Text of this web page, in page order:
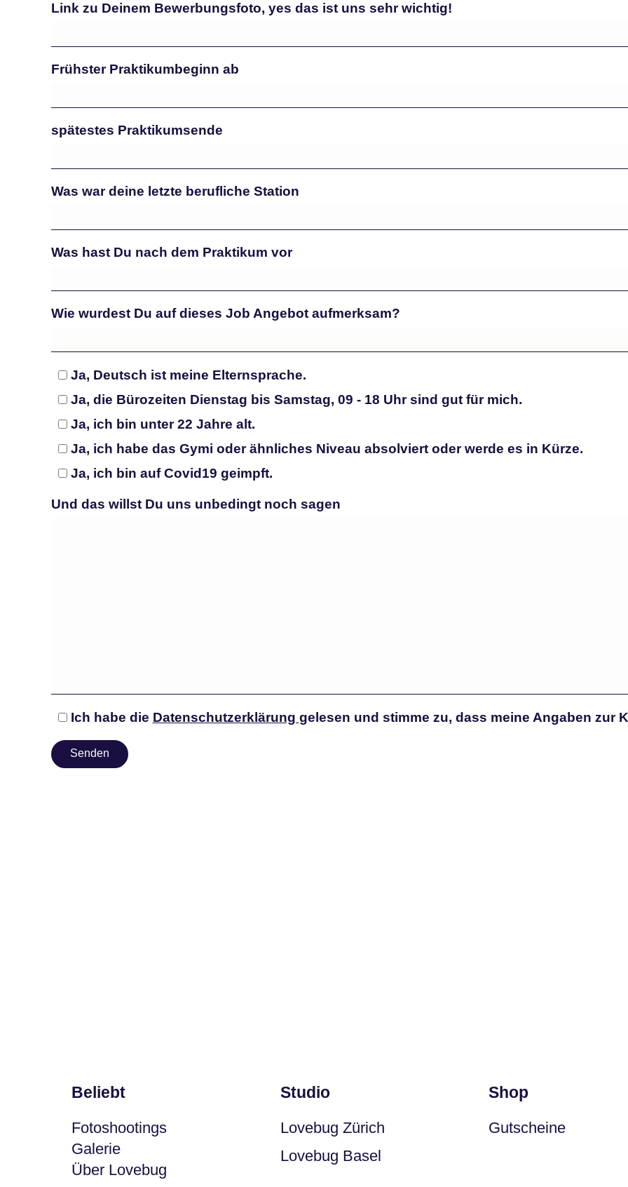
Link zu Deinem Bewerbungsfoto, yes das ist uns sehr wichtig!
Frühster Praktikumbeginn ab
spätestes Praktikumsende
Was war deine letzte berufliche Station
Was hast Du nach dem Praktikum vor
Wie wurdest Du auf dieses Job Angebot aufmerksam?
Ja, Deutsch ist meine Elternsprache.
Ja, die Bürozeiten Dienstag bis Samstag, 09 - 18 Uhr sind gut für mich.
Ja, ich bin unter 22 Jahre alt.
Ja, ich habe das Gymi oder ähnliches Niveau absolviert oder werde es in Kürze.
Ja, ich bin auf Covid19 geimpft.
Und das willst Du uns unbedingt noch sagen
Ich habe die Datenschutzerklärung gelesen und stimme zu, dass meine Angaben zur
Beliebt
Fotoshootings
Galerie
Über Lovebug
Studio
Lovebug Zürich
Lovebug Basel
Shop
Gutscheine